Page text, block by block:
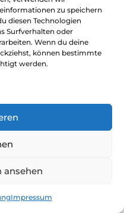
zu speichern
diesen Technologien
Surfverhalten oder
Wenn du deine
können bestimmte
werden.
ansehen
Impressum
das
Nach dem
sie in
wobei
sagte, sie